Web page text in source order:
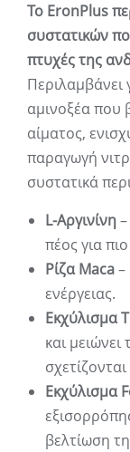
Το EronPlus
συστατικών
πτυχές της
αμινοξέα που
αίματος,
παραγωγή
συστατικά
L-Αργινίνη
πέος για
Ρίζα Maca–
ενέργειας.
Εκχύλισμα
και
Εκχύλισμα
βελτίωση